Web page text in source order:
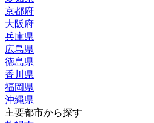
京都府
大阪府
兵庫県
広島県
徳島県
香川県
福岡県
沖縄県
主要都市から探す